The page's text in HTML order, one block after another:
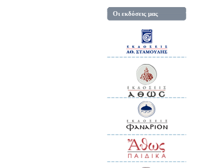
Οι εκδόσεις μας